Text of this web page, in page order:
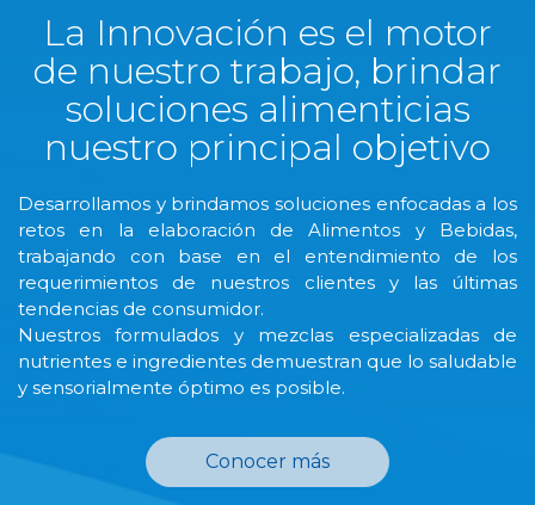
La Innovación es el motor
de nuestro trabajo, brindar
soluciones alimenticias
nuestro principal objetivo
Desarrollamos y brindamos soluciones enfocadas a los
retos en la elaboración de Alimentos y Bebidas,
trabajando con base en el entendimiento de los
requerimientos de nuestros clientes y las últimas
tendencias de consumidor.
Nuestros formulados y mezclas especializadas de
nutrientes e ingredientes demuestran que lo saludable
y sensorialmente óptimo es posible.
Conocer más